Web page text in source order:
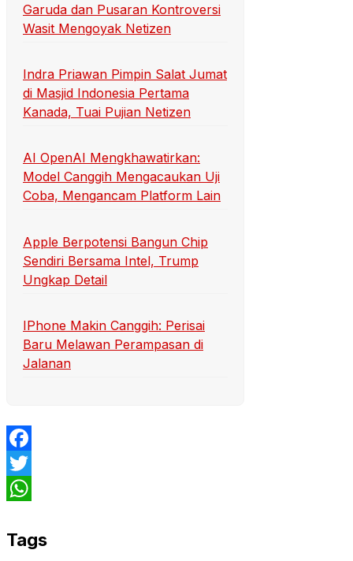
Garuda dan Pusaran Kontroversi
Wasit Mengoyak Netizen
Indra Priawan Pimpin Salat Jumat
di Masjid Indonesia Pertama
Kanada, Tuai Pujian Netizen
AI OpenAI Mengkhawatirkan:
Model Canggih Mengacaukan Uji
Coba, Mengancam Platform Lain
Apple Berpotensi Bangun Chip
Sendiri Bersama Intel, Trump
Ungkap Detail
IPhone Makin Canggih: Perisai
Baru Melawan Perampasan di
Jalanan
Facebook
Twitter
Tags